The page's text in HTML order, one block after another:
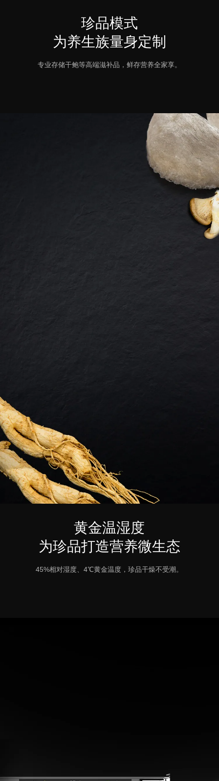
珍品模式
为养生族量身定制
专业存储干鲍等高端滋补品，鲜存营养全家享。
黄金温湿度
为珍品打造营养微生态
45%相对湿度、4℃黄金温度，珍品干燥不受潮。